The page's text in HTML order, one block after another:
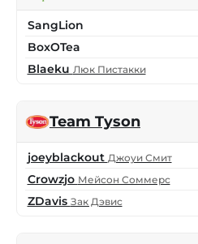
SangLion
BoxOTea
Blaeku Люк Пистакки
Team Tyson
joeyblackout Джоуи Смит
Crowzjo Мейсон Соммерс
ZDavis Зак Дэвис